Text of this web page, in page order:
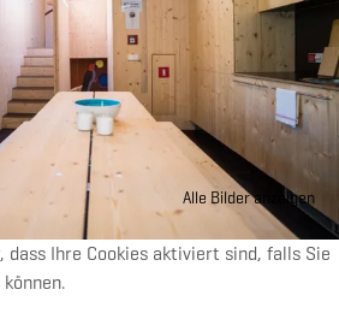
Alle Bilder anzeigen
Ihre Cookies aktiviert sind, falls Sie